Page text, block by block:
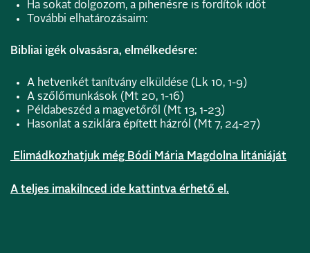
Ha sokat dolgozom, a pihenésre is fordítok időt
További elhatározásaim:
Bibliai igék olvasásra, elmélkedésre:
A hetvenkét tanítvány elküldése (Lk 10, 1-9)
A szőlőmunkások (Mt 20, 1-16)
Példabeszéd a magvetőről (Mt 13, 1-23)
Hasonlat a sziklára épített házról (Mt 7, 24-27)
Elimádkozhatjuk még Bódi Mária Magdolna litániáját
A teljes imakilnced ide kattintva érhető el.